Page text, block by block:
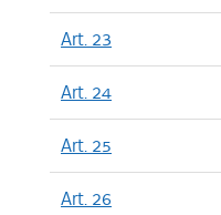
Art. 23
Art. 24
Art. 25
Art. 26